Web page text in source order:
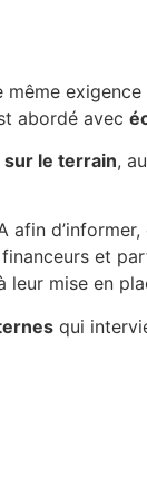
même
abordé avec
le terrain,
et
mise en
qui